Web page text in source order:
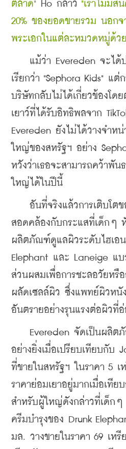
ตลาด" Ho กล่าว "เราไม่มีสิ
20% ของยอดขายรวม นอก
พระเอกในแต่ละหมวดหมู่ด้ว
แม้ว่า Evereden จะได้ป
เรียกว่า "Sephora Kids" แต่
บริษัทกลับไม่ได้เกี่ยวข้องโด
เยาว์ที่ได้รับอิทธิพลจาก
Evereden ยังไม่ได้วางจำห
ใหญ่ของสหรัฐฯ อย่าง
หวังว่าเธอจะสามารถคว้าพัน
ใหญ่ได้ในปีนี้
อันที่จริงแล้วการเติบโตข
สอดคล้องกับกระแสที่เด็กๆ
ผลิตภัณฑ์ดูแลผิวระดับไฮเอ
Elephant และ Laneige แ
ส่วนผสมเพื่อการชะลอวัยหรื
ผลัดเซลล์ผิว ซึ่งแพทย์ผิวหนั
อันตรายอย่างรุนแรงต่อผิวที่
Evereden จัดเป็นผลิตภั
อย่างยิ่งเมื่อเปรียบเทียบกับ
ที่ขายในสหรัฐฯ ในราคา 5
ราคาย่อมเยาอยู่มากเมื่อเที
สำหรับผู้ใหญ่ดังกล่าวที่เด็กๆ
ครีมบำรุงของ Drunk
มล. วางขายในราคา 69 เห